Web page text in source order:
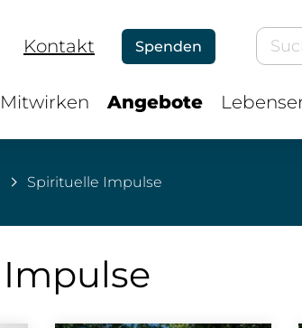
Kontakt Spenden
Mitwirken Angebote
Spirituelle Impulse